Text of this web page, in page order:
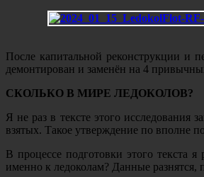
После капитальной реконструкции и
демонтирован и заменён на 4
СКОЛЬКО В МИРЕ ЛЕДОКОЛОВ?
Я не раз в тексте этого
взятых. Такое утверждение по вполне
В процессе подготовки этого текста
именно к ледоколам? Данные